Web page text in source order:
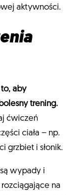
aktywności.
aby
trening.
ćwiczeń
ciała – np.
grzbiet i słonik.
wypady i
na